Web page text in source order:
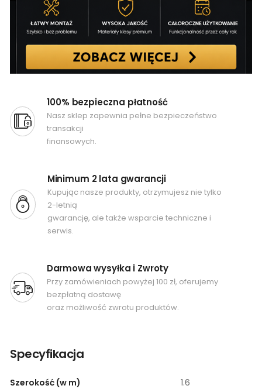
100% bezpieczna płatność
Nasz sklep zapewnia pełne bezpieczeństwo
transakcji
finansowych.
Minimum 2 lata gwarancji
Kupując nasze produkty, otrzymujesz nie tylko
2-letnią
gwarancję, ale także wsparcie techniczne i
serwis.
Darmowa wysyłka i Zwroty
Przy zamówieniach powyżej 100 zł, oferujemy
bezpłatną dostawę
oraz możliwość zwrotu produktów.
Specyfikacja
Szerokość (w m) 1.6